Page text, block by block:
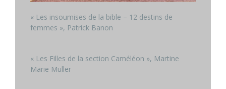
« Les insoumises de la bible – 12 destins de
femmes », Patrick Banon
« Les Filles de la section Caméléon », Martine
Marie Muller